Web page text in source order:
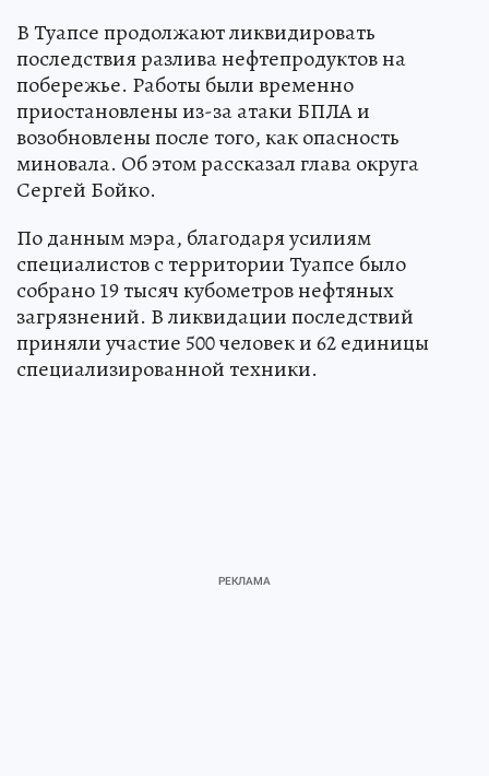
В Туапсе продолжают ликвидировать
последствия разлива нефтепродуктов на
побережье. Работы были временно
приостановлены из-за атаки БПЛА и
возобновлены после того, как опасность
миновала. Об этом рассказал глава округа
Сергей Бойко.
По данным мэра, благодаря усилиям
специалистов с территории Туапсе было
собрано 19 тысяч кубометров нефтяных
загрязнений. В ликвидации последствий
приняли участие 500 человек и 62 единицы
специализированной техники.